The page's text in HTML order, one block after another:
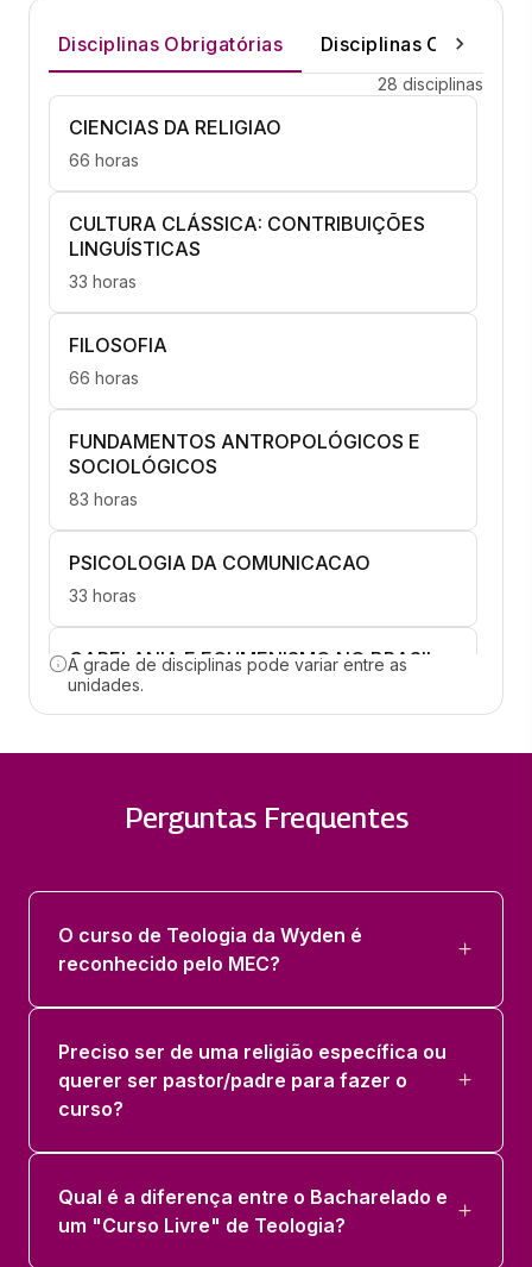
Disciplinas Obrigatórias Disciplinas Optativas
28 disciplinas
CIENCIAS DA RELIGIAO
66 horas
CULTURA CLÁSSICA: CONTRIBUIÇÕES
LINGUÍSTICAS
33 horas
FILOSOFIA
66 horas
FUNDAMENTOS ANTROPOLÓGICOS E
SOCIOLÓGICOS
83 horas
PSICOLOGIA DA COMUNICACAO
33 horas
CAPELANIA E ECUMENISMO NO BRASIL
66 horas
EDUCAÇÃO E DIREITOS HUMANOS
LATIM
66 horas
HEBRAICO BIBLICO
66 horas
66 horas
A grade de disciplinas pode variar entre as
unidades.
Perguntas Frequentes
O curso de Teologia da Wyden é
reconhecido pelo MEC?
Preciso ser de uma religião específica ou
querer ser pastor/padre para fazer o
curso?
Qual é a diferença entre o Bacharelado e
um "Curso Livre" de Teologia?